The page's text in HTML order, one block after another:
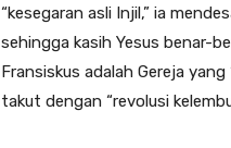
“kesegaran asli Injil,” ia
sehingga kasih Yesus benar-
Fransiskus adalah Gereja
takut dengan “revolusi